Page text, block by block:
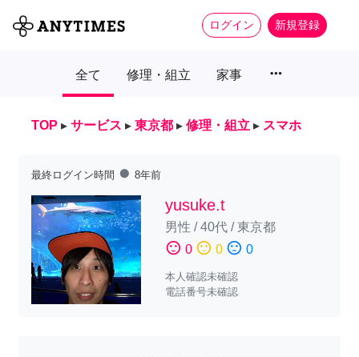
ログイン 新規登録
全て 修理・組立 家事 more_horiz
TOP ▸ サービス ▸ 東京都 ▸ 修理・組立 ▸ スマホ
最終ログイン時間 fiber_manual_record 8年前
yusuke.t
男性 /40代/東京都
sentiment_satisfied 0 sentiment_neutral 0 sentiment_dissatisfied 0
本人確認未確認
電話番号未確認